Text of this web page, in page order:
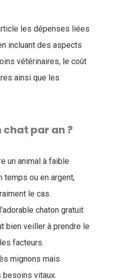
les dépenses liées
incluant des aspects
vétérinaires, le coût
ainsi que les
chat par an ?
un animal à faible
temps ou en argent,
le cas.
chaton gratuit
bien veiller à prendre le
facteurs.
mignons mais
vitaux.